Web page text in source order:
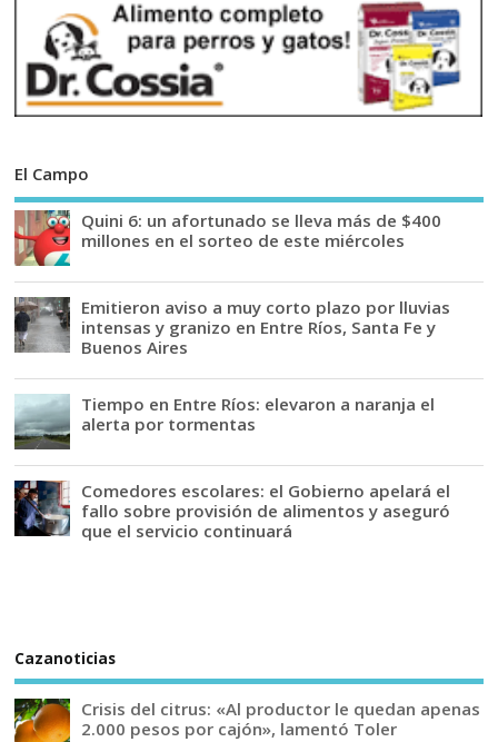
El Campo
Quini 6: un afortunado se lleva más de $400
millones en el sorteo de este miércoles
Emitieron aviso a muy corto plazo por lluvias
intensas y granizo en Entre Ríos, Santa Fe y
Buenos Aires
Tiempo en Entre Ríos: elevaron a naranja el
alerta por tormentas
Comedores escolares: el Gobierno apelará el
fallo sobre provisión de alimentos y aseguró
que el servicio continuará
Cazanoticias
Crisis del citrus: «Al productor le quedan apenas
2.000 pesos por cajón», lamentó Toler